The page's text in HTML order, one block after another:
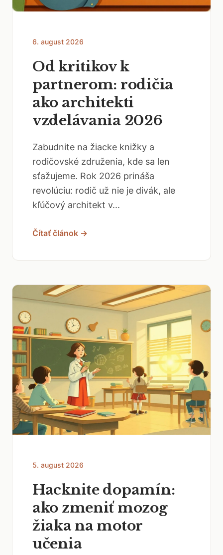
6. august 2026
Od kritikov k
partnerom: rodičia
ako architekti
vzdelávania 2026
Zabudnite na žiacke knižky a
rodičovské združenia, kde sa len
sťažujeme. Rok 2026 prináša
revolúciu: rodič už nie je divák, ale
kľúčový architekt v...
Čítať článok →
5. august 2026
Hacknite dopamín:
ako zmeniť mozog
žiaka na motor
učenia